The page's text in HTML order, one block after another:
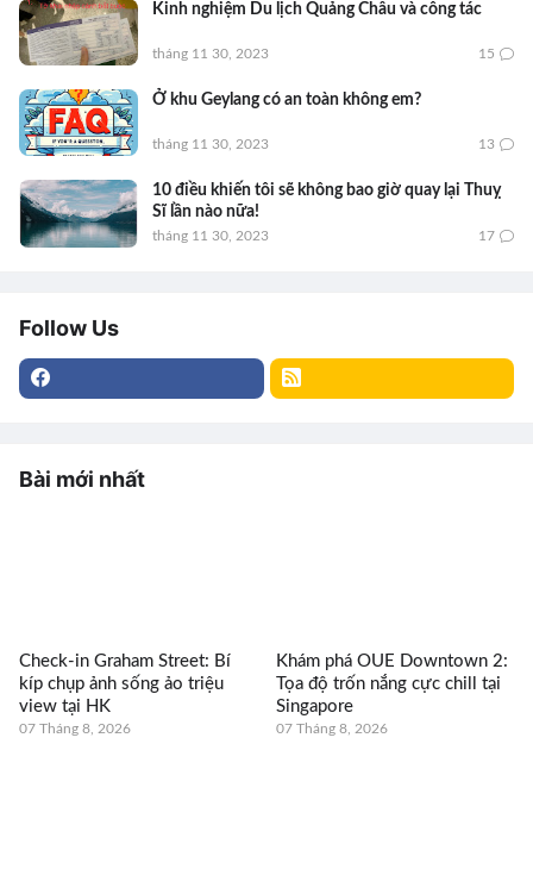
Kinh nghiệm Du lịch Quảng Châu và công tác
tháng 11 30, 2023 15
Ở khu Geylang có an toàn không em?
tháng 11 30, 2023 13
10 điều khiến tôi sẽ không bao giờ quay lại Thuỵ
Sĩ lần nào nữa!
tháng 11 30, 2023 17
Follow Us
Bài mới nhất
Check-in Graham Street: Bí
kíp chụp ảnh sống ảo triệu
view tại HK
07 Tháng 8, 2026
Khám phá OUE Downtown 2:
Tọa độ trốn nắng cực chill tại
Singapore
07 Tháng 8, 2026